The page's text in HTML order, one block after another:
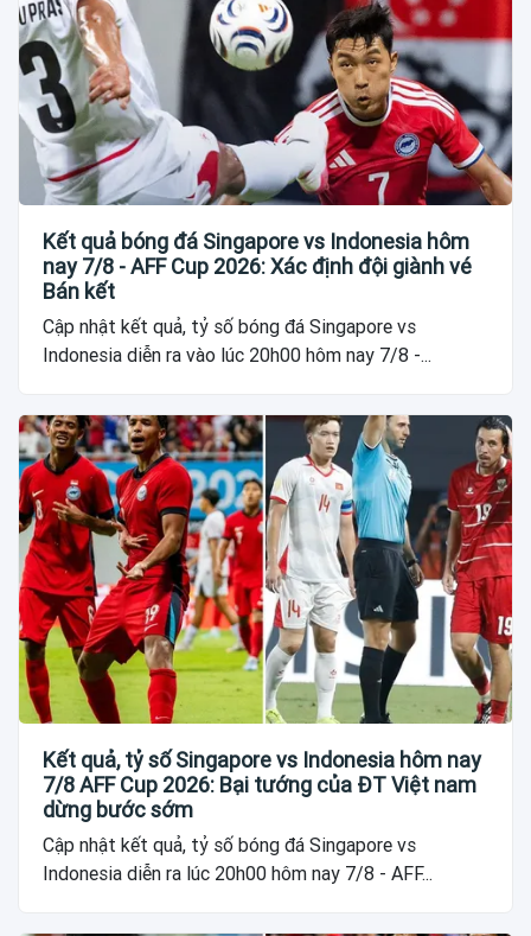
Kết quả bóng đá Singapore vs Indonesia hôm
nay 7/8 - AFF Cup 2026: Xác định đội giành vé
Bán kết
Cập nhật kết quả, tỷ số bóng đá Singapore vs
Indonesia diễn ra vào lúc 20h00 hôm nay 7/8 -...
Kết quả, tỷ số Singapore vs Indonesia hôm nay
7/8 AFF Cup 2026: Bại tướng của ĐT Việt nam
dừng bước sớm
Cập nhật kết quả, tỷ số bóng đá Singapore vs
Indonesia diễn ra lúc 20h00 hôm nay 7/8 - AFF...